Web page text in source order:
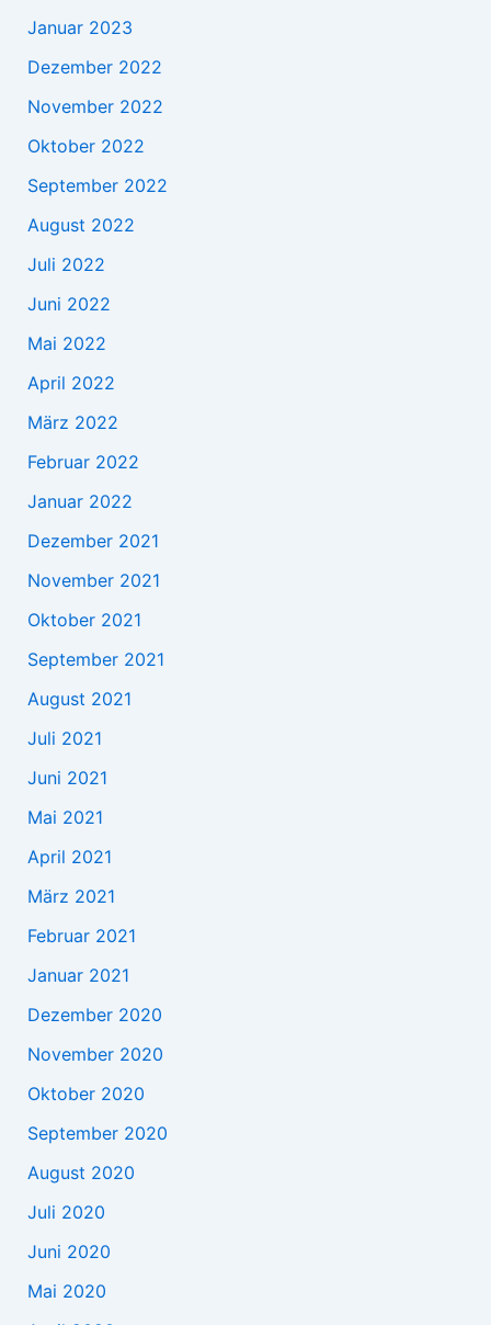
Januar 2023
Dezember 2022
November 2022
Oktober 2022
September 2022
August 2022
Juli 2022
Juni 2022
Mai 2022
April 2022
März 2022
Februar 2022
Januar 2022
Dezember 2021
November 2021
Oktober 2021
September 2021
August 2021
Juli 2021
Juni 2021
Mai 2021
April 2021
März 2021
Februar 2021
Januar 2021
Dezember 2020
November 2020
Oktober 2020
September 2020
August 2020
Juli 2020
Juni 2020
Mai 2020